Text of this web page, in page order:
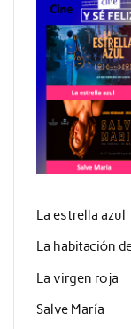
La estrella azul
La habitación
La virgen roja
Salve María